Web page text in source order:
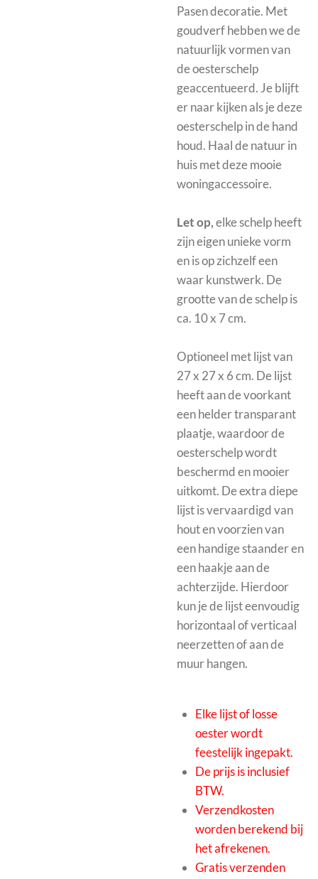
Pasen decoratie. Met
goudverf hebben we de
natuurlijk vormen van
de oesterschelp
geaccentueerd. Je blijft
er naar kijken als je deze
oesterschelp in de hand
houd. Haal de natuur in
huis met deze mooie
woningaccessoire.
Let op,elke schelp heeft
zijn eigen unieke vorm
en is op zichzelf een
waar kunstwerk. De
grootte van de schelp is
ca. 10 x 7 cm.
Optioneel metlijst van
27 x 27 x 6 cm. De lijst
heeft aan de voorkant
een helder transparant
plaatje, waardoor de
oesterschelp wordt
beschermd en mooier
uitkomt. De extra diepe
lijst is vervaardigd van
hout en voorzien van
een handige staander en
een haakje aan de
achterzijde. Hierdoor
kun je de lijst eenvoudig
horizontaal of verticaal
neerzetten of aan de
muur hangen.
Elke lijst of losse
oester wordt
feestelijk ingepakt.
De prijs is inclusief
BTW.
Verzendkosten
worden berekend bij
het afrekenen.
Gratis verzenden